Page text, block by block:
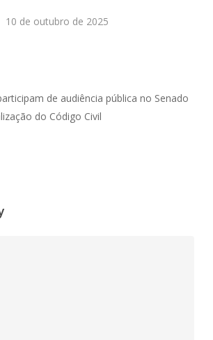
10 de outubro de 2025
de audiência pública no Senado
do Código Civil